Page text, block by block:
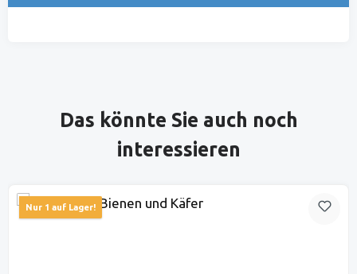
Produktgalerie überspringen
Das könnte Sie auch noch
interessieren
Nur 1 auf Lager!